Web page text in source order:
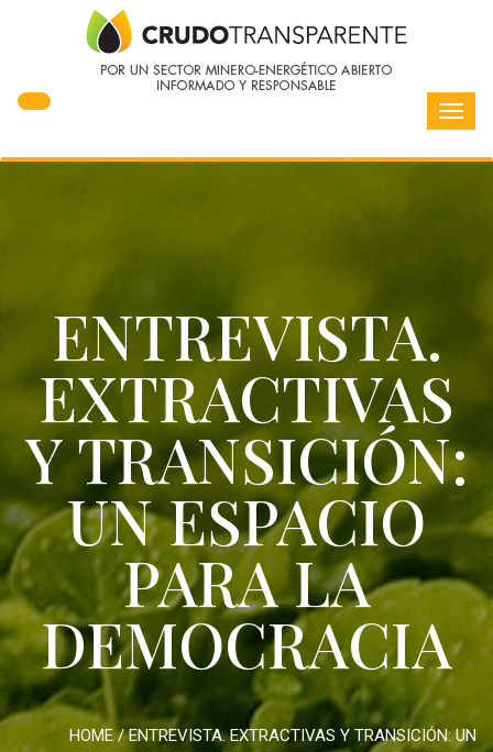
ENTREVISTA.
EXTRACTIVAS
Y TRANSICIÓN:
UN ESPACIO
PARA LA
DEMOCRACIA
HOME/ENTREVISTA. EXTRACTIVAS Y TRANSICIÓN: UN